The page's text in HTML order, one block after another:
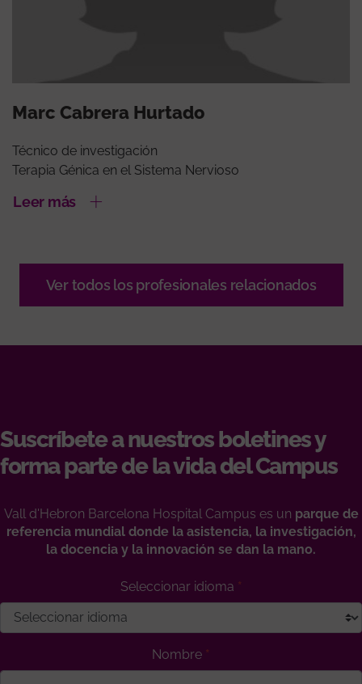
Marc Cabrera Hurtado
Técnico de investigación
Terapia Génica en el Sistema Nervioso
Leer más
Ver todos los profesionales relacionados
Suscríbete a nuestros boletines y
forma parte de la vida del Campus
Vall d'Hebron Barcelona Hospital Campus es un parque de
referencia mundial donde la asistencia, la investigación,
la docencia y la innovación se dan la mano.
Seleccionar idioma
Nombre